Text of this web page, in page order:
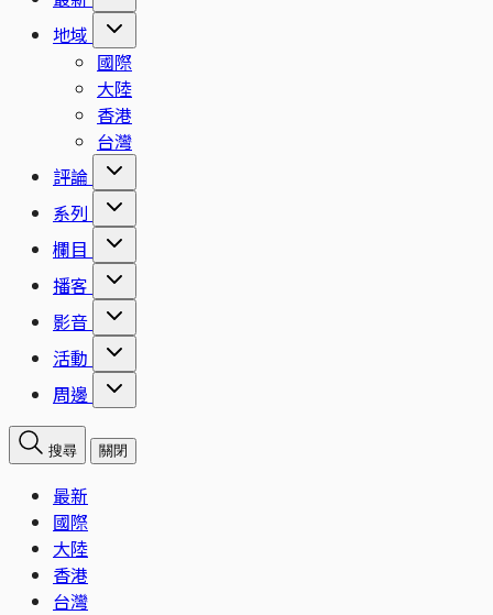
地域
國際
大陸
香港
台灣
評論
系列
欄目
播客
影音
活動
周邊
搜尋 關閉
最新
國際
大陸
香港
台灣